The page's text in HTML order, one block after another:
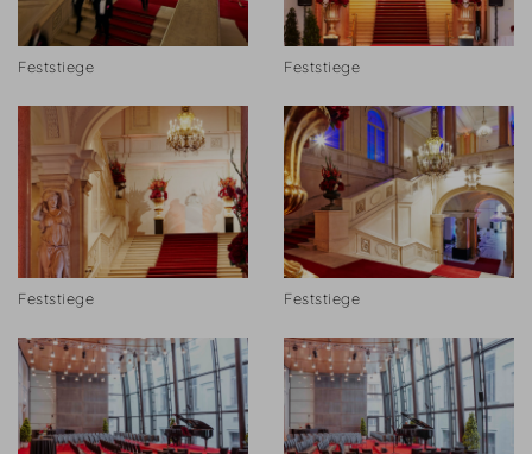
Feststiege Feststiege
Feststiege Feststiege